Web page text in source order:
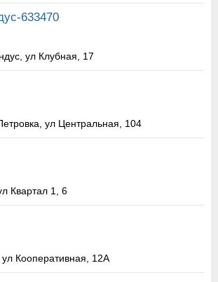
633470
ул Клубная, 17
ул Центральная, 104
Квартал 1, 6
ул Кооперативная, 12А